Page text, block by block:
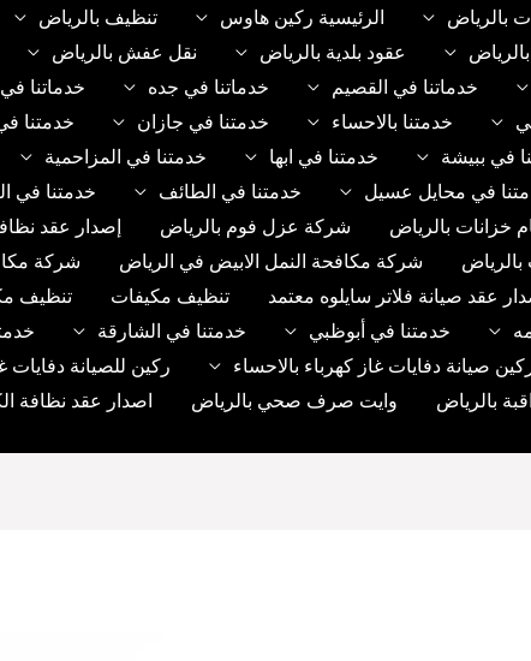
بالرياض الرئيسية ركين هاوس تنظيف بالرياض
عقود بلدية بالرياض نقل عفش بالرياض
خدماتنا في القصيم خدماتنا في جده خدماتنا
خدمتنا بالاحساء خدمتنا في جازان
خدمتنا
في ببيشة خدمتنا في ابها خدمتنا في المزاحمية
في محايل عسيل خدمتنا في الطائف
خدمتنا في
خزانات بالرياض شركة عزل فوم بالرياض
إصدار عقد
شركة مكافحة النمل الابيض في الرياض
شركة
عقد صيانة فلاتر سايلوه معتمد تنظيف مكيفات
تنظيف
خدمتنا في أبوظبي خدمتنا في الشارقة
صيانة دفايات غاز كهرباء بالاحساء
ركين للصيانة دفايات
بالرياض وايت صرف صحي بالرياض
اصدار عقد نظافة